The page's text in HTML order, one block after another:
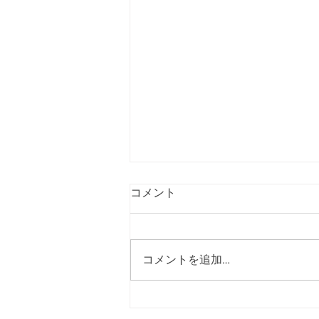
コメント
コメントを追加…